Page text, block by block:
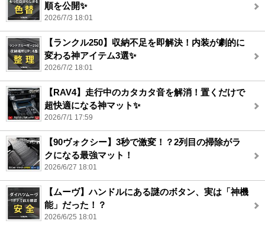
順を公開✨
2026/7/3 18:01
【ランクル250】収納不足を即解決！内装が劇的に
変わる神アイテム3選✨
2026/7/2 18:01
【RAV4】走行中のカタカタ音を解消！置くだけで
超快適になる神マット✨
2026/7/1 17:59
【90ヴォクシー】3秒で激変！？2列目の掃除がラ
クになる最強マット！
2026/6/27 18:01
【ムーヴ】ハンドルにある謎のボタン、実は「神機
能」だった！？
2026/6/25 18:01